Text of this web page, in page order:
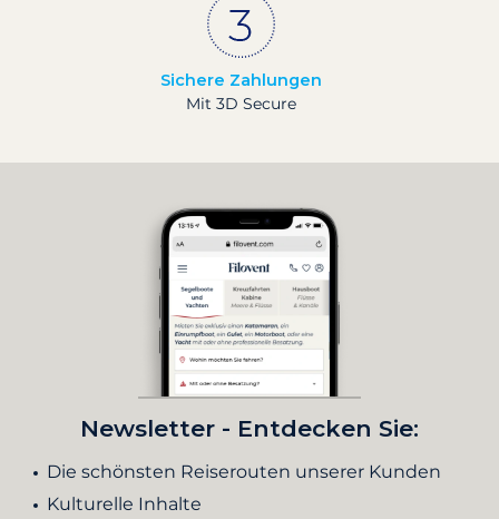
Sichere Zahlungen
Mit 3D Secure
Newsletter - Entdecken Sie:
Die schönsten Reiserouten unserer Kunden
Kulturelle Inhalte